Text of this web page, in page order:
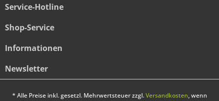
Service-Hotline
Shop-Service
Informationen
Newsletter
* Alle Preise inkl. gesetzl. Mehrwertsteuer zzgl.Versandkosten, wenn